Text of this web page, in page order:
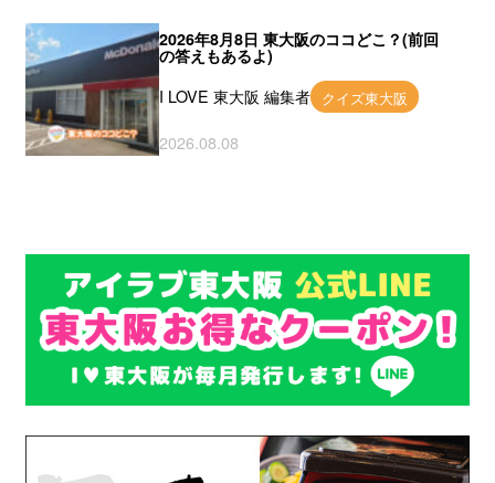
2026年8月8日 東大阪のココどこ？(前回
の答えもあるよ)
I LOVE 東大阪 編集者 クイズ東大阪
2026.08.08